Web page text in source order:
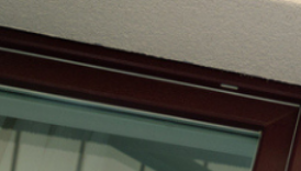
Bestrating
Cv-ketels